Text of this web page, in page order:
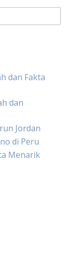
dan Fakta
dan
Jordan
di Peru
Menarik